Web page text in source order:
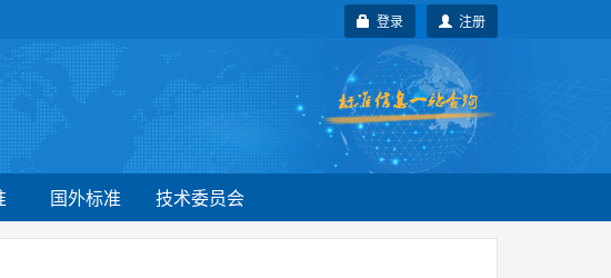
注册
登录
国外标准 技术委员会